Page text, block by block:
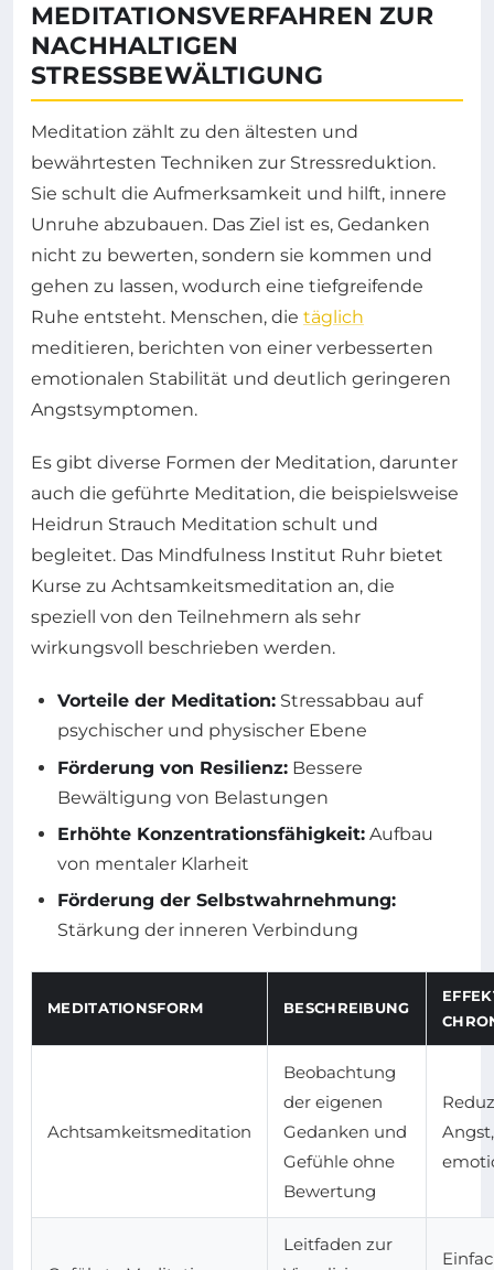
MEDITATIONSVERFAHREN ZUR
NACHHALTIGEN
STRESSBEWÄLTIGUNG
Meditation zählt zu den ältesten und
bewährtesten Techniken zur Stressreduktion.
Sie schult die Aufmerksamkeit und hilft, innere
Unruhe abzubauen. Das Ziel ist es, Gedanken
nicht zu bewerten, sondern sie kommen und
gehen zu lassen, wodurch eine tiefgreifende
Ruhe entsteht. Menschen, die täglich
meditieren, berichten von einer verbesserten
emotionalen Stabilität und deutlich geringeren
Angstsymptomen.
Es gibt diverse Formen der Meditation, darunter
auch die geführte Meditation, die beispielsweise
Heidrun Strauch Meditation schult und
begleitet. Das Mindfulness Institut Ruhr bietet
Kurse zu Achtsamkeitsmeditation an, die
speziell von den Teilnehmern als sehr
wirkungsvoll beschrieben werden.
Vorteile der Meditation: Stressabbau auf
psychischer und physischer Ebene
Förderung von Resilienz: Bessere
Bewältigung von Belastungen
Erhöhte Konzentrationsfähigkeit: Aufbau
von mentaler Klarheit
Förderung der Selbstwahrnehmung:
Stärkung der inneren Verbindung
MEDITATIONSFORM BESCHREIBUNG
Achtsamkeitsmeditation
Beobachtung
der eigenen
Gedanken und
Gefühle ohne
Bewertung
Leitfaden zur